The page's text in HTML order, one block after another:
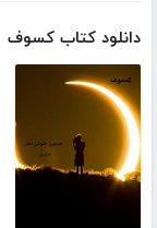
دانلود کتاب کسوف